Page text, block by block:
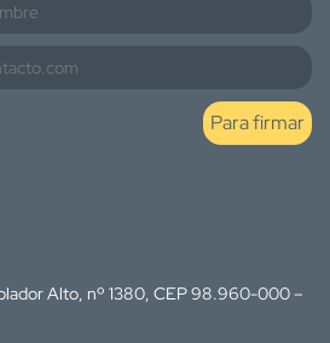
Para firmar
Alto, nº 1380, CEP 98.960-000 –